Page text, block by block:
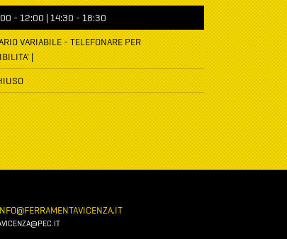
- 12:00 | 14:30 - 18:30
VARIABILE - TELEFONARE PER
|